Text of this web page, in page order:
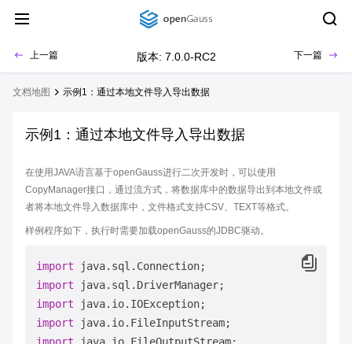
上一篇 版本: 7.0.0-RC2 下一篇
文档地图 示例1：通过本地文件导入导出数据
示例1：通过本地文件导入导出数据
在使用JAVA语言基于openGauss进行二次开发时，可以使用
CopyManager接口，通过流方式，将数据库中的数据导出到本地文件或
者将本地文件导入数据库中，文件格式支持CSV、TEXT等格式。
样例程序如下，执行时需要加载openGauss的JDBC驱动。
import
import
import
import